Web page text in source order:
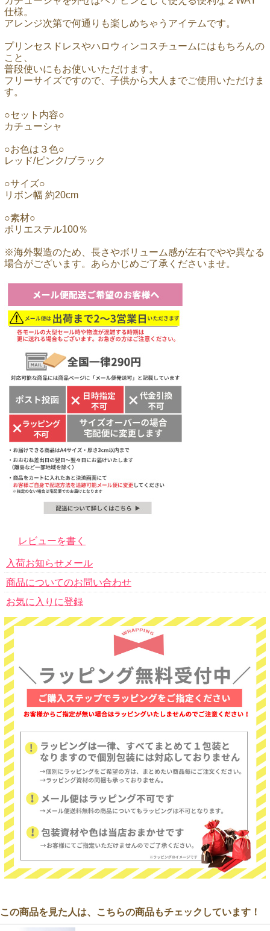
仕様。
アレンジ次第で何通りも楽しめちゃうアイテムです。
プリンセスドレスやハロウィンコスチュームにはもちろんの
こと、
普段使いにもお使いいただけます。
フリーサイズですので、子供から大人までご使用いただけま
す。
○セット内容○
カチューシャ
○お色は３色○
レッド/ピンク/ブラック
○サイズ○
リボン幅 約20cm
○素材○
ポリエステル100％
※海外製造のため、長さやボリューム感が左右でやや異なる
場合がございます。あらかじめご了承くださいませ。
レビューを書く
入荷お知らせメール
商品についてのお問い合わせ
お気に入りに登録
この商品を見た人は、こちらの商品もチェックしています！